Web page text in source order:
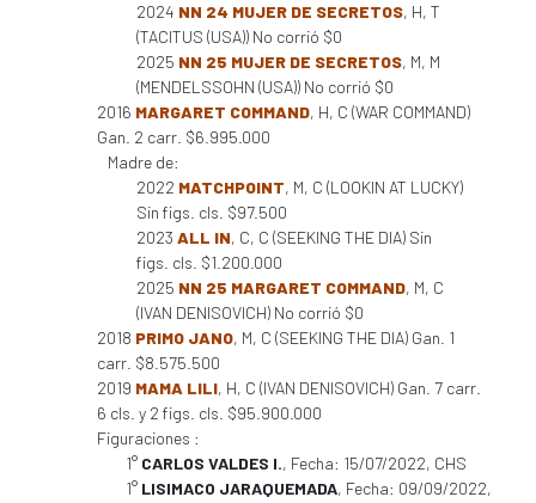
2024 NN 24 MUJER DE SECRETOS, H, T
(TACITUS (USA)) No corrió $0
2025 NN 25 MUJER DE SECRETOS, M, M
(MENDELSSOHN (USA)) No corrió $0
2016 MARGARET COMMAND, H, C (WAR COMMAND)
Gan. 2 carr. $6.995.000
Madre de:
2022 MATCHPOINT, M, C (LOOKIN AT LUCKY)
Sin figs. cls. $97.500
2023 ALL IN, C, C (SEEKING THE DIA) Sin
figs. cls. $1.200.000
2025 NN 25 MARGARET COMMAND, M, C
(IVAN DENISOVICH) No corrió $0
2018 PRIMO JANO, M, C (SEEKING THE DIA) Gan. 1
carr. $8.575.500
2019 MAMA LILI, H, C (IVAN DENISOVICH) Gan. 7 carr.
6 cls. y 2 figs. cls. $95.900.000
Figuraciones :
1° CARLOS VALDES I., Fecha: 15/07/2022, CHS
1° LISIMACO JARAQUEMADA, Fecha: 09/09/2022,